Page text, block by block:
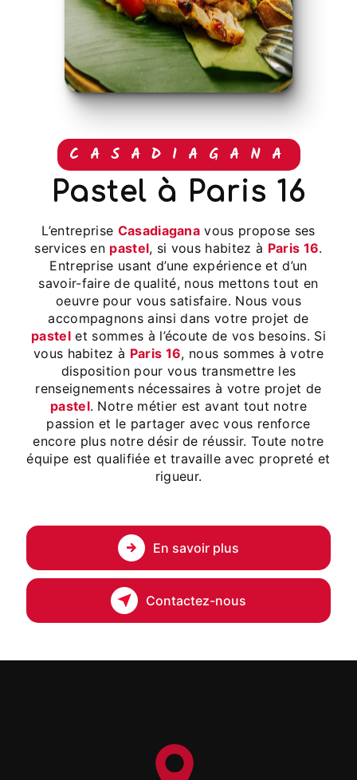
CASADIAGANA
pastel à Paris 16
L’entreprise Casadiagana vous propose ses
services en pastel, si vous habitez à Paris 16.
Entreprise usant d’une expérience et d’un
savoir-faire de qualité, nous mettons tout en
oeuvre pour vous satisfaire. Nous vous
accompagnons ainsi dans votre projet de
pastel et sommes à l’écoute de vos besoins. Si
vous habitez à Paris 16, nous sommes à votre
disposition pour vous transmettre les
renseignements nécessaires à votre projet de
pastel. Notre métier est avant tout notre
passion et le partager avec vous renforce
encore plus notre désir de réussir. Toute notre
équipe est qualifiée et travaille avec propreté et
rigueur.
En savoir plus
Contactez-nous